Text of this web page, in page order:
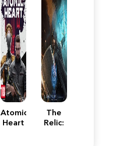
Atomic
Heart
The
Relic: